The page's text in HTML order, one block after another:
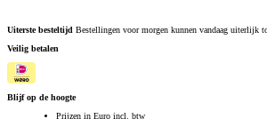
Uiterste besteltijd Bestellingen voor morgen kunnen vandaag uiterlijk
Veilig betalen
Blijf op de hoogte
Prijzen in Euro incl. btw